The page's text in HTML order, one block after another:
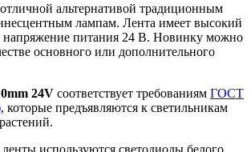
альтернативой традиционным
лампам. Лента имеет высокий
питания 24 В. Новинку можно
основного или дополнительного
24V соответствует требованиям ГОСТ
, которые предъявляются к светильникам
используются светодиоды белого